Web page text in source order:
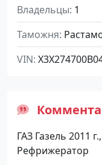
Владельцы 1
Таможня
VIN
ГАЗ Газель 2011
Рефрижератор